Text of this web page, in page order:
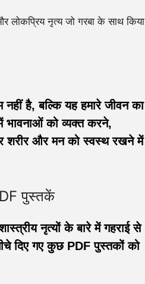
लोकप्रिय नृत्य जो गरबा के साथ किया
नहीं है, बल्कि यह हमारे जीवन का
भावनाओं को व्यक्त करने,
शरीर और मन को स्वस्थ रखने में
पुस्तकें
नृत्यों के बारे में गहराई से
दिए गए कुछ PDF पुस्तकों को